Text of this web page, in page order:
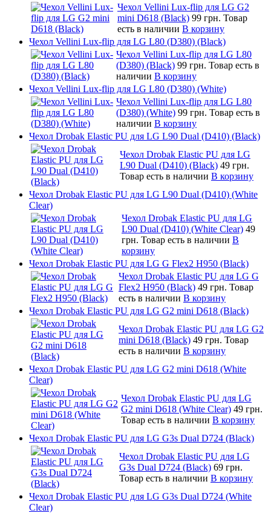
Чехол Vellini Lux-flip для LG G2
mini D618 (Black) 99 грн. Товар
есть в наличии В корзину
Чехол Vellini Lux-flip для LG L80 (D380) (Black)
Чехол Vellini Lux-flip для LG L80
(D380) (Black) 99 грн. Товар есть в
наличии В корзину
Чехол Vellini Lux-flip для LG L80 (D380) (White)
Чехол Vellini Lux-flip для LG L80
(D380) (White) 99 грн. Товар есть в
наличии В корзину
Чехол Drobak Elastic PU для LG L90 Dual (D410) (Black)
Чехол Drobak Elastic PU для LG
L90 Dual (D410) (Black) 49 грн.
Товар есть в наличии В корзину
Чехол Drobak Elastic PU для LG L90 Dual (D410) (White
Clear)
Чехол Drobak Elastic PU для LG
L90 Dual (D410) (White Clear) 49
грн. Товар есть в наличии В
корзину
Чехол Drobak Elastic PU для LG G Flex2 H950 (Black)
Чехол Drobak Elastic PU для LG G
Flex2 H950 (Black) 49 грн. Товар
есть в наличии В корзину
Чехол Drobak Elastic PU для LG G2 mini D618 (Black)
Чехол Drobak Elastic PU для LG G2
mini D618 (Black) 49 грн. Товар
есть в наличии В корзину
Чехол Drobak Elastic PU для LG G2 mini D618 (White
Clear)
Чехол Drobak Elastic PU для LG
G2 mini D618 (White Clear) 49 грн.
Товар есть в наличии В корзину
Чехол Drobak Elastic PU для LG G3s Dual D724 (Black)
Чехол Drobak Elastic PU для LG
G3s Dual D724 (Black) 69 грн.
Товар есть в наличии В корзину
Чехол Drobak Elastic PU для LG G3s Dual D724 (White
Clear)